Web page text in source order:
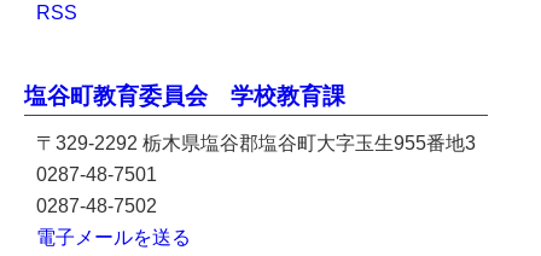
RSS
塩谷町教育委員会 学校教育課
〒329-2292 栃木県塩谷郡塩谷町大字玉生955番地3
0287-48-7501
0287-48-7502
電子メールを送る